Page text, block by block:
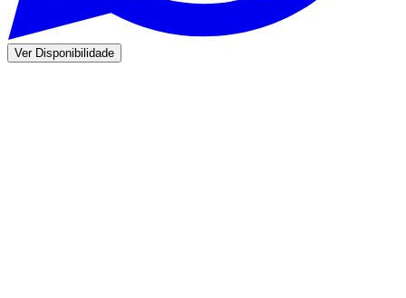
Ver Disponibilidade